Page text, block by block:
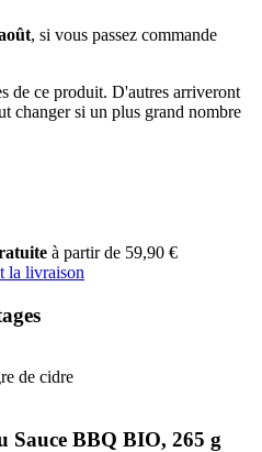
, si vous passez commande
de ce produit. D'autres arriveront
changer si un plus grand nombre
à partir de 59,90 €
la livraison
de cidre
Sauce BBQ BIO, 265 g